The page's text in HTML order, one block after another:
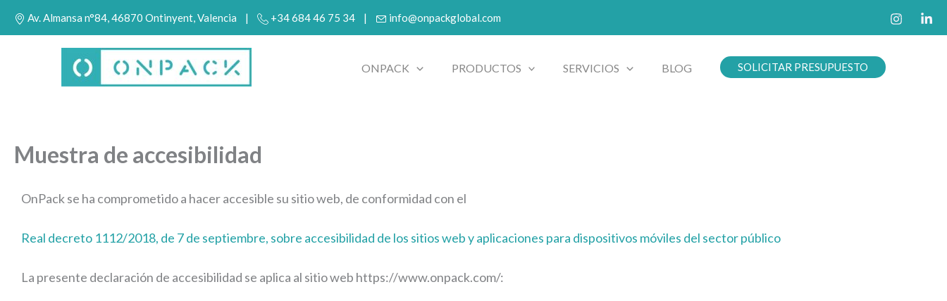
Av. Almansa n°84, 46870 Ontinyent, Valencia | +34 684 46 75 34 | info@onpackglobal.com
ONPACK PRODUCTOS SERVICIOS BLOG SOLICITAR PRESUPUESTO
Muestra de accesibilidad
OnPack se ha comprometido a hacer accesible su sitio web, de conformidad con el
Real decreto 1112/2018, de 7 de septiembre, sobre accesibilidad de los sitios web y aplicaciones para dispositivos móviles del sector público
La presente declaración de accesibilidad se aplica al sitio web https://www.onpack.com/: